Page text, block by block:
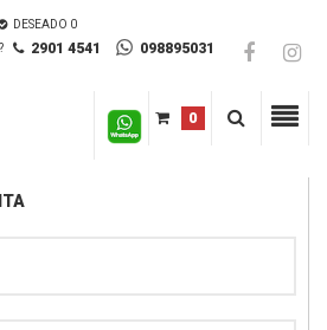
DESEADO 0
2901 4541 098895031
0